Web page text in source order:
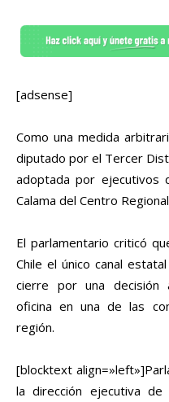
[adsense]
Como una medida
diputado por el Tercer
adoptada por ejecutivos
Calama del Centro
El parlamentario criticó
Chile el único canal
cierre por una decisión
oficina en una de las
región.
[blocktext
la dirección ejecutiva